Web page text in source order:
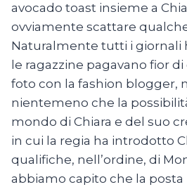
avocado toast insieme a
ovviamente scattare
Naturalmente tutti i giornali
le ragazzine pagavano fior
foto con la fashion blogger,
nientemeno che la
mondo di Chiara e del suo
in cui la regia ha introdotto
qualifiche, nell’ordine, di
abbiamo capito che la posta